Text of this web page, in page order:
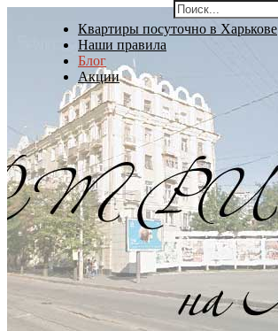
Квартиры посуточно в Харькове
Наши правила
Блог
Акции